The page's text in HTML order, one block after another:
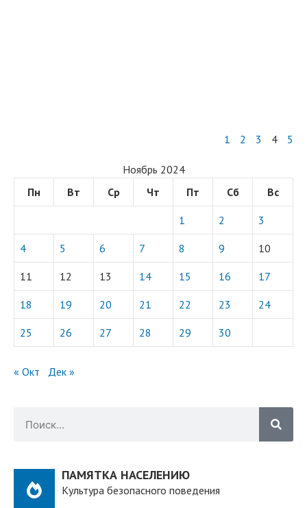
1 2 3 4 5
Ноябрь 2024
Пн
Вт Ср Чт Пт Сб Вс
1 2 3
4 5 6 7 8 9 10
11 12 13 14 15 16 17
18 19 20 21 22 23 24
25 26 27 28 29 30
« Окт Дек »
ПАМЯТКА НАСЕЛЕНИЮ
Культура безопасного поведения